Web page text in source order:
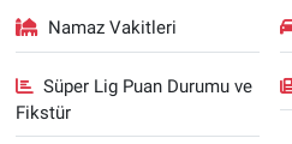
Namaz Vakitleri
Süper Lig Puan Durumu ve
Fikstür